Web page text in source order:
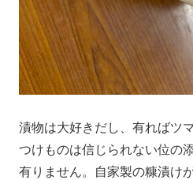
漬物は大好きだし、有ればツ
つけものは信じられない位の
有りません。自家製の糠漬け